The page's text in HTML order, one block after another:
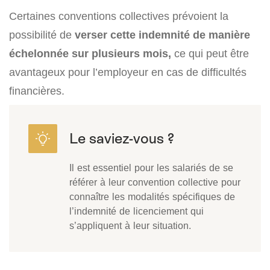
Certaines conventions collectives prévoient la
possibilité de verser cette indemnité de manière
échelonnée sur plusieurs mois, ce qui peut être
avantageux pour l’employeur en cas de difficultés
financières.
Il est essentiel pour les salariés de se
référer à leur convention collective pour
connaître les modalités spécifiques de
l’indemnité de licenciement qui
s’appliquent à leur situation.